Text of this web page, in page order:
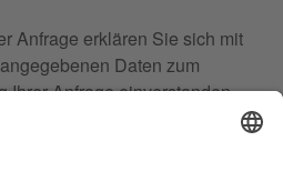
Anfrage erklären Sie sich mit
Daten zum
Ihrer Anfrage einverstanden.